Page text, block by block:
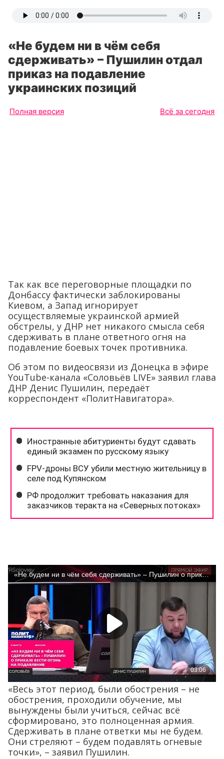
«Не будем ни в чём себя
сдерживать» – Пушилин отдал
приказ на подавление
украинских позиций
Полная версия Всё за сегодня
Так как все переговорные площадки по
Донбассу фактически заблокированы
Киевом, а Запад игнорирует
осуществляемые украинской армией
обстрелы, у ДНР нет никакого смысла себя
сдерживать в плане ответного огня на
подавление боевых точек противника.
Об этом по видеосвязи из Донецка в эфире
YouTube-канала «Соловьёв LIVE» заявил глава
ДНР Денис Пушилин, передаёт
корреспондент «ПолитНавигатора».
«Весь этот период, были обострения – не
обострения, проходили обучение, мы
вынуждены были учиться, сейчас всё
сформировано, это полноценная армия.
Сдерживать в плане ответки мы не будем.
Они стреляют – будем подавлять огневые
точки», – заявил Пушилин.